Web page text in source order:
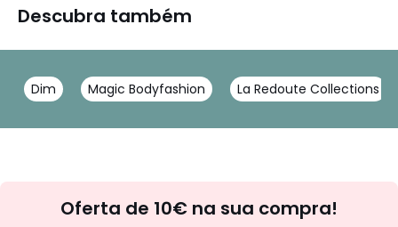
Descubra também
Dim Magic Bodyfashion La Redoute Collections
Oferta de 10€ na sua compra!